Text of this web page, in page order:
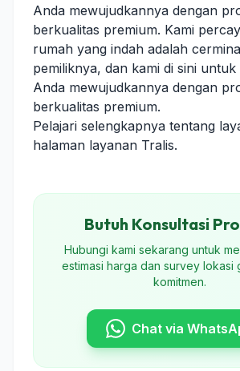
Anda mewujudkannya dengan
berkualitas premium. Kami
rumah yang indah adalah
pemiliknya, dan kami di sini
Anda mewujudkannya dengan
berkualitas premium.
Pelajari selengkapnya tentang
halaman layanan Tralis.
Butuh Konsultasi
Hubungi kami sekarang untuk
estimasi harga dan survey lokasi
komitmen.
Chat via